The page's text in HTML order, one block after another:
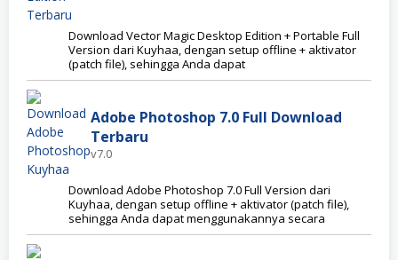
Download Vector Magic Desktop Edition + Portable Full
Version dari Kuyhaa, dengan setup offline + aktivator
(patch file), sehingga Anda dapat
Adobe Photoshop 7.0 Full Download
Terbaru
v7.0
Download Adobe Photoshop 7.0 Full Version dari
Kuyhaa, dengan setup offline + aktivator (patch file),
sehingga Anda dapat menggunakannya secara